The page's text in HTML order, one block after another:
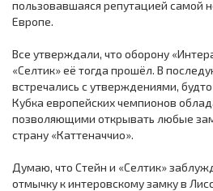
пользовавшаяся репутацией самой
Европе.
Все утверждали, что оборону
«Селтик» её тогда прошёл. В
встречались с утверждениями,
Кубка европейских чемпионов
позволяющими открывать любые
страну «Каттеначчио».
Думаю, что Стейн и «Селтик»
отмычку к интеровскому замку в